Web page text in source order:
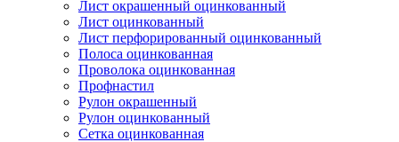
Лист окрашенный оцинкованный
Лист оцинкованный
Лист перфорированный оцинкованный
Полоса оцинкованная
Проволока оцинкованная
Профнастил
Рулон окрашенный
Рулон оцинкованный
Сетка оцинкованная